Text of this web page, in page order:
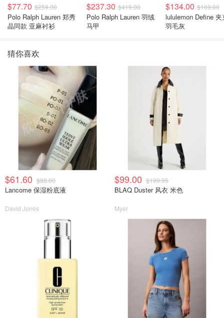
$77.70 $259.00
Polo Ralph Lauren 郑秀
晶同款 亚麻衬衫
$237.30 $419.00
Polo Ralph Lauren 羽绒
马甲
$134.00 $169.00
lululemon Define 夹
羽毛灰
猜你喜欢
$61.60 $88.00
Lancome 保湿粉底液
David Jones
$99.00 $199.95
BLAQ Duster 风衣 米色
Myer